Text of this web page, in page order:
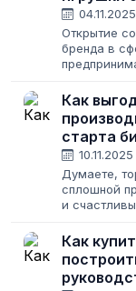
04.11.2025
Открытие
бренда в
работа по
Как
старта
10.11.2025
Думаете,
сплошной
и
борьба с
Как